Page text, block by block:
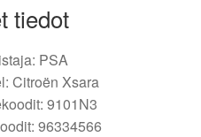
tiedot
PSA
Citroën Xsara
9101N3
96334566